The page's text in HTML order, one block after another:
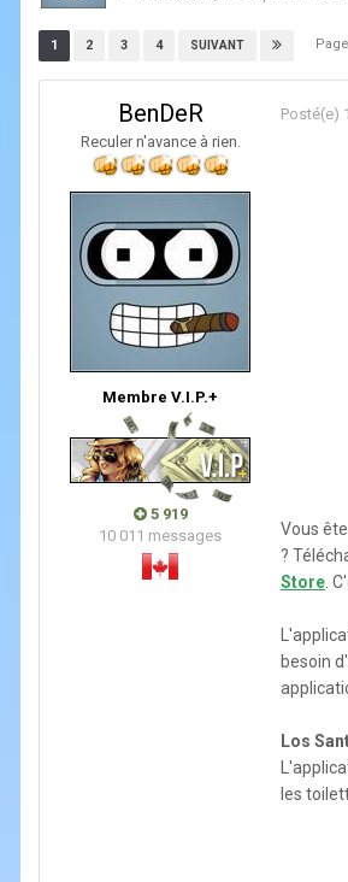
1 2 3 4 SUIVANT
BenDeR
Reculer n'avance à rien.
Membre V.I.P.+
5 919
10 011 messages
Posté(e)
Vous
?
Store .
besoin
Los
les